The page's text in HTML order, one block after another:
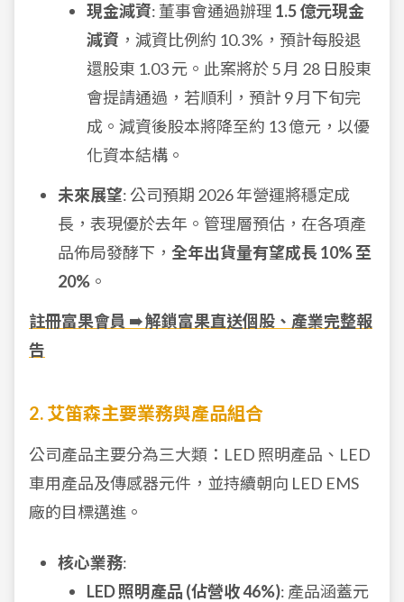
現金減資: 董事會通過辦理 1.5 億元現金
減資 ，減資比例約 10.3%，預計每股退
還股東 1.03 元。此案將於 5 月 28 日股東
會提請通過，若順利，預計 9 月下旬完
成。減資後股本將降至約 13 億元，以優
化資本結構。
未來展望: 公司預期 2026 年營運將穩定成
長，表現優於去年。管理層預估，在各項產
品佈局發酵下， 全年出貨量有望成長 10% 至
20% 。
註冊富果會員 ➠ 解鎖富果直送個股、產業完整報
告
2. 艾笛森主要業務與產品組合
公司產品主要分為三大類：LED 照明產品、LED
車用產品及傳感器元件，並持續朝向 LED EMS
廠的目標邁進。
核心業務:
LED 照明產品 (佔營收 46%): 產品涵蓋元